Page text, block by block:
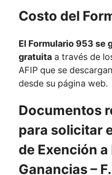
Costo del
El Formulario 953 se
gratuita a través de
AFIP que se
desde su página web.
Documentos
para solicitar
de Exención a
Ganancias –